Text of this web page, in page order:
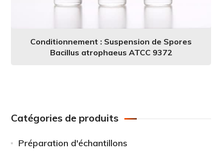
Conditionnement : Suspension de Spores
Bacillus atrophaeus ATCC 9372
Catégories de produits
Préparation d'échantillons